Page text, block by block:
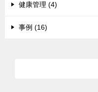
健康管理 (4)
事例 (16)